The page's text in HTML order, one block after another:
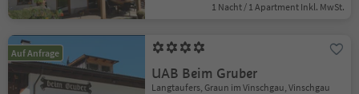
1 Nacht / 1 Apartment Inkl. MwSt.
Auf Anfrage
UAB Beim Gruber
Langtaufers, Graun im Vinschgau, Vinschgau